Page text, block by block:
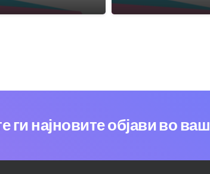
ги најновите објави во